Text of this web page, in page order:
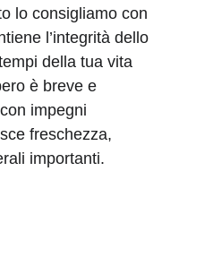
lo consigliamo con
l’integrità dello
della tua vita
è breve e
impegni
freschezza,
importanti.